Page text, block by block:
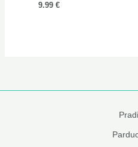
9.99 €